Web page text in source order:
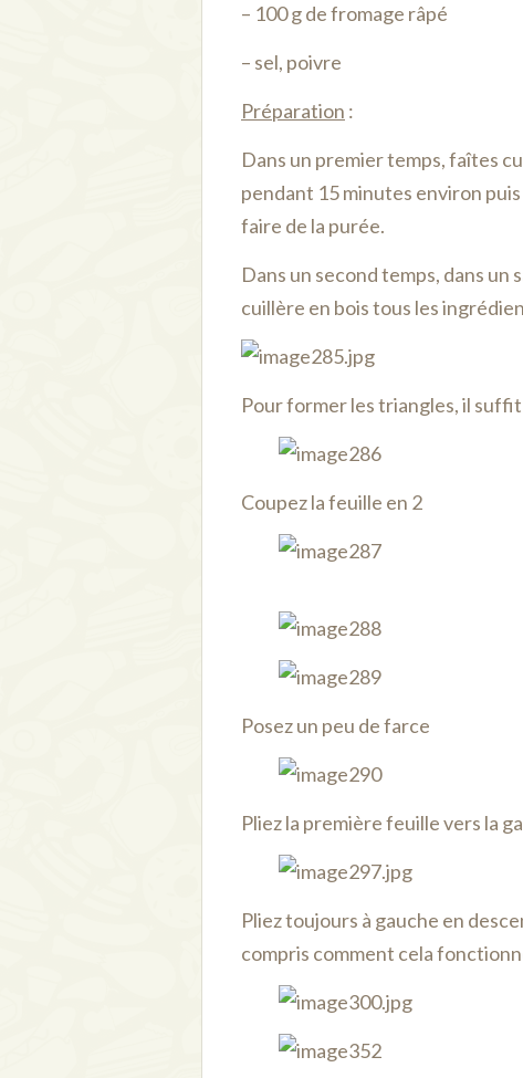
– 100 g de fromage râpé
– sel, poivre
Préparation :
Dans un premier temps, faîtes
pendant 15 minutes environ
faire de la purée.
Dans un second temps, dans un
cuillère en bois tous les
Pour former les triangles, il
Coupez la feuille en 2
Posez un peu de farce
Pliez la première feuille vers la
Pliez toujours à gauche en
compris comment cela